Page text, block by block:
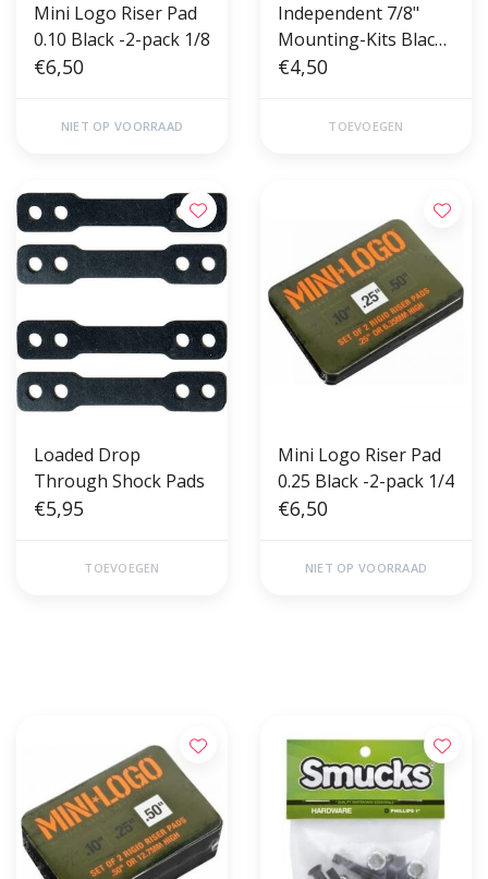
Mini Logo Riser Pad
0.10 Black -2-pack 1/8
€6,50
NIET OP VOORRAAD
Independent 7/8"
Mounting-Kits Black-
Silver
€4,50
TOEVOEGEN
Loaded Drop
Through Shock Pads
€5,95
TOEVOEGEN
Mini Logo Riser Pad
0.25 Black -2-pack 1/4
€6,50
NIET OP VOORRAAD